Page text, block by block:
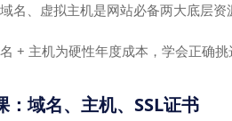
名、虚拟主机是网站必备两大底层资
+ 主机为硬性年度成本，学会正确
域名、主机、SSL证书